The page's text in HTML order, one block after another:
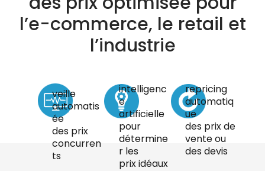
l’e-commerce, le retail et
l’industrie
veille
automatis
ée
des prix
concurren
ts
intelligenc
e
artificielle
pour
détermine
r les
prix idéaux
repricing
automatiq
ue
des prix de
vente ou
des devis